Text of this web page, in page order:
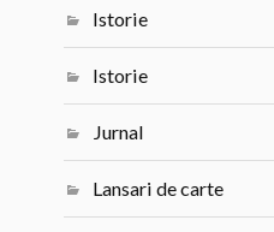
Istorie
Istorie
Jurnal
Lansari de carte